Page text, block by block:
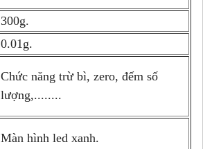
300g.
0.01g.
Chức năng trừ bì, zero, đếm số
lượng,........
Màn hình led xanh.